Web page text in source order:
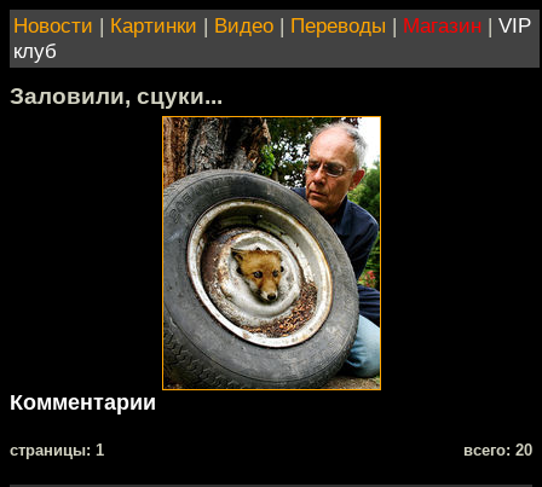
Новости | Картинки | Видео | Переводы | Магазин | VIP
клуб
Заловили, сцуки...
Комментарии
cтраницы: 1 всего: 20